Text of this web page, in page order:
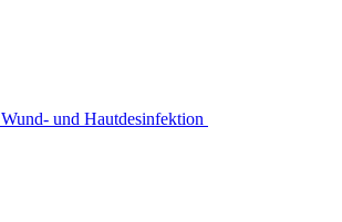
Wund- und Hautdesinfektion